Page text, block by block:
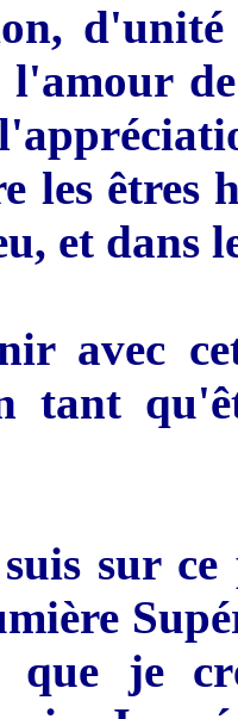
les êtres
et dans
avec
tant
sur
que je